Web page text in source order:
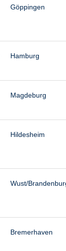
Göppingen
Hamburg
Magdeburg
Hildesheim
Wust/
Bremerhaven